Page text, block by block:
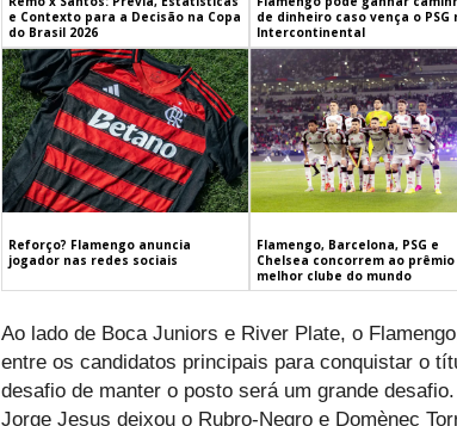
e Contexto para a Decisão na Copa
do Brasil 2026
de dinheiro caso vença o PSG
Intercontinental
Reforço? Flamengo anuncia
jogador nas redes sociais
Flamengo, Barcelona, PSG e
Chelsea concorrem ao prêmio
melhor clube do mundo
Ao lado de Boca Juniors e River Plate, o
entre os candidatos principais para conquistar o
desafio de manter o posto será um grande
Jorge Jesus deixou o Rubro-Negro e Domènec